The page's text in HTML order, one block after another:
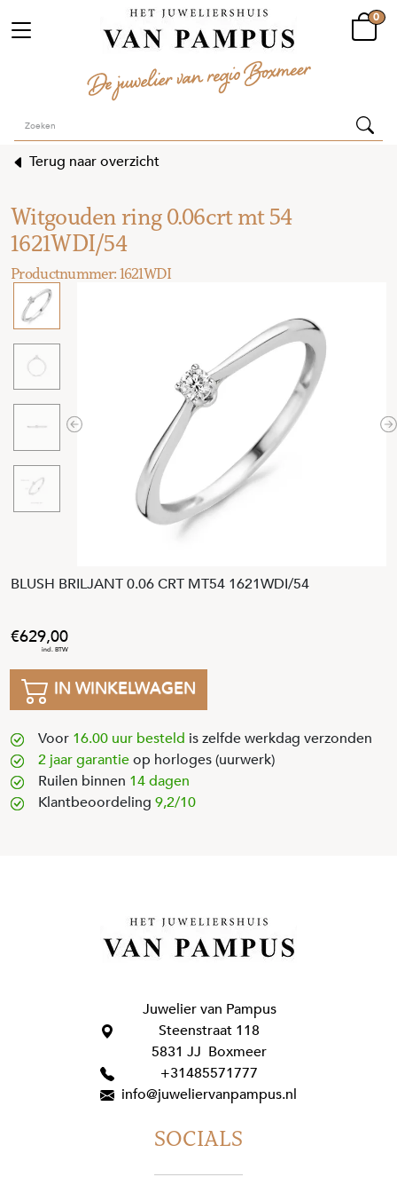
0
Terug naar overzicht
Witgouden ring 0.06crt mt 54
1621WDI/54
Previous
BLUSH BRILJANT 0.06 CRT MT54 1621WDI/54
629,00
IN WINKELWAGEN
Voor 16.00 uur besteld is zelfde werkdag verzonden
2 jaar garantieop horloges (uurwerk)
Ruilen binnen 14 dagen
Klantbeoordeling 9,2/10
Juwelier van Pampus
Steenstraat 118
5831 JJ Boxmeer
+31485571777
info@juweliervanpampus.nl
SOCIALS